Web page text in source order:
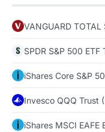
VANGUARD TOTAL
SPDR S&P 500 ETF
iShares Core S&P
Invesco QQQ Trust
iShares MSCI EAFE